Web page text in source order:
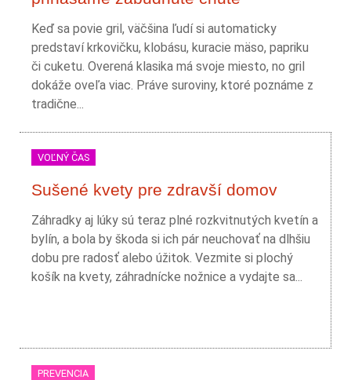
Keď sa povie gril, väčšina ľudí si automaticky
predstaví krkovičku, klobásu, kuracie mäso, papriku
či cuketu. Overená klasika má svoje miesto, no gril
dokáže oveľa viac. Práve suroviny, ktoré poznáme z
tradične...
VOĽNÝ ČAS
Sušené kvety pre zdravší domov
Záhradky aj lúky sú teraz plné rozkvitnutých kvetín a
bylín, a bola by škoda si ich pár neuchovať na dlhšiu
dobu pre radosť alebo úžitok. Vezmite si plochý
košík na kvety, záhradnícke nožnice a vydajte sa...
PREVENCIA